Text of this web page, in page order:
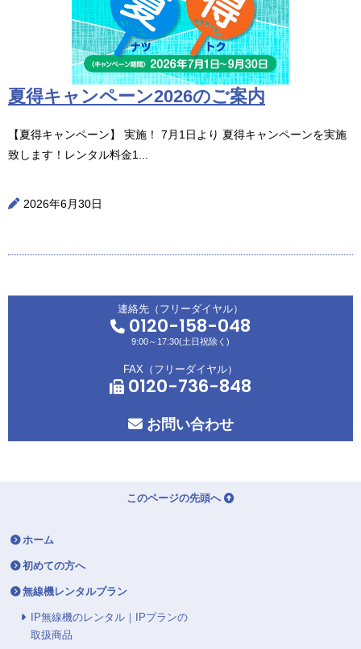
夏得キャンペーン2026のご案内
【夏得キャンペーン】 実施！ 7月1日より 夏得キャンペーンを実施
致します！レンタル料金1...
2026年6月30日
連絡先（フリーダイヤル）
0120-158-048
9:00～17:30(土日祝除く)
FAX（フリーダイヤル）
0120-736-848
お問い合わせ
このページの先頭へ
ホーム
初めての方へ
無線機レンタルプラン
IP無線機のレンタル｜IPプランの
取扱商品